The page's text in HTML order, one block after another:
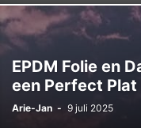
EPDM Folie en
een Perfect Plat
Arie-Jan - 9 juli 2025